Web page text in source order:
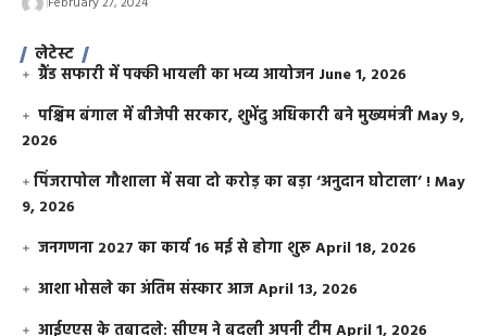
लेटेस्ट
ग्रैंड सफारी में पक्की भायली का भव्य आयोजन June 1, 2026
पश्चिम बंगाल में बीजेपी सरकार, शुभेंदु अधिकारी बने मुख्यमंत्रीMay 9,
2026
​पिंजरापोल गौशाला में सवा दो करोड़ का बड़ा ‘अनुदान घोटाला’ !May
9, 2026
जनगणना 2027 का कार्य 16 मई से होगा शुरूApril 18, 2026
आशा भोसले का अंतिम संस्कार आजApril 13, 2026
आईएएस के तबादले: सीएम ने बदली अपनी टीमApril 1, 2026